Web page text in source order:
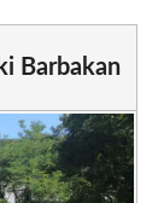
Barbakan